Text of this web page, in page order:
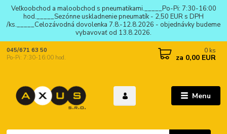
Veľkoobchod a maloobchod s pneumatikami._____Po-Pi: 7:30-16:00
hod._____Sezónne uskladnenie pneumatík - 2,50 EUR s DPH
/ks._____Celozávodná dovolenka 7.8.-12.8.2026 - objednávky budeme
vybavovať od 13.8.2026.
Menu
045/671 63 50
Po-Pi: 7:30-16:00 hod.
0 ks
za 0,00 EUR